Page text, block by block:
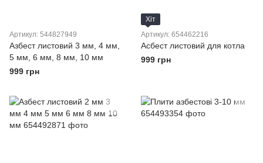
Артикул: 544827949
Азбест листовий 3 мм, 4 мм,
5 мм, 6 мм, 8 мм, 10 мм
999 грн
Хіт
Артикул: 654462216
Асбест листовий для котла
999 грн